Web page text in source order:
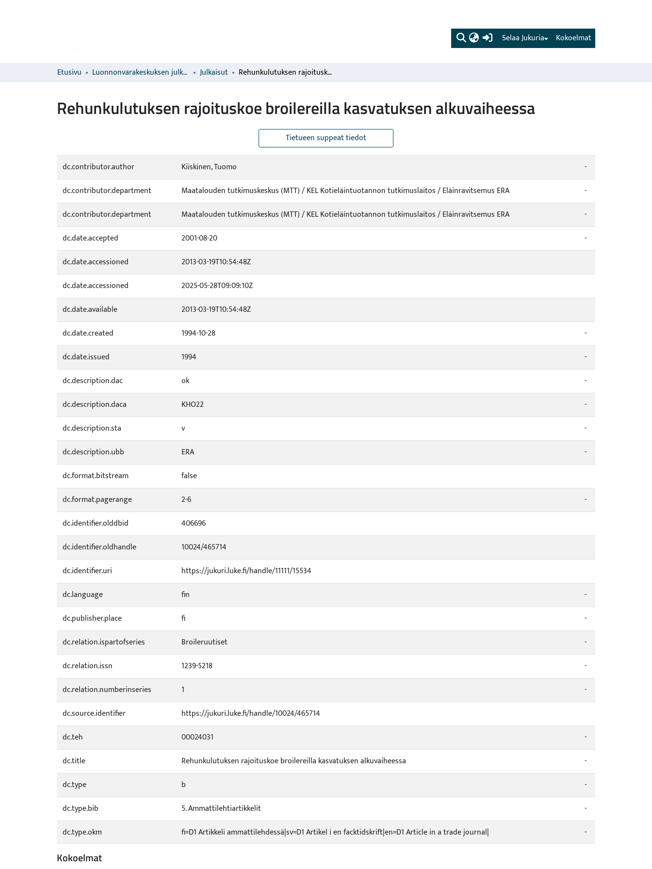
(current) Kokoelmat
Selaa Jukuria
Etusivu Luonnonvarakeskuksen julkaisut Julkaisut Rehunkulutuksen rajoituskoe broilereilla kasvatuksen alkuvaiheessa
Rehunkulutuksen rajoituskoe broilereilla kasvatuksen alkuvaiheessa
Tietueen suppeat tiedot
dc.contributor.author Kiiskinen, Tuomo
-
dc.contributor.department
Maatalouden tutkimuskeskus (MTT) / KEL Kotieläintuotannon tutkimuslaitos / Eläinravitsemus ERA
-
dc.contributor.department
Maatalouden tutkimuskeskus (MTT) / KEL Kotieläintuotannon tutkimuslaitos / Eläinravitsemus ERA
-
dc.date.accepted
2001-08-20
-
dc.date.accessioned
2013-03-19T10:54:48Z
dc.date.accessioned
2025-05-28T09:09:10Z
dc.date.available
2013-03-19T10:54:48Z
dc.date.created
1994-10-28
-
dc.date.issued
1994
-
dc.description.dac
ok
-
dc.description.daca
KHO22
-
dc.description.sta
v
-
dc.description.ubb
ERA
-
dc.format.bitstream
false
dc.format.pagerange
2-6
-
dc.identifier.olddbid
406696
dc.identifier.oldhandle
10024/465714
dc.identifier.uri
https://jukuri.luke.fi/handle/11111/15534
dc.language
fin
-
dc.publisher.place
fi
-
dc.relation.ispartofseries
Broileruutiset
-
dc.relation.issn
1239-5218
-
dc.relation.numberinseries
1
-
dc.source.identifier
https://jukuri.luke.fi/handle/10024/465714
dc.teh
00024031
-
dc.title
Rehunkulutuksen rajoituskoe broilereilla kasvatuksen alkuvaiheessa
-
dc.type
b
-
dc.type.bib
5. Ammattilehtiartikkelit
-
dc.type.okm
fi=D1 Artikkeli ammattilehdessä|sv=D1 Artikel i en facktidskrift|en=D1 Article in a trade journal| -
Kokoelmat